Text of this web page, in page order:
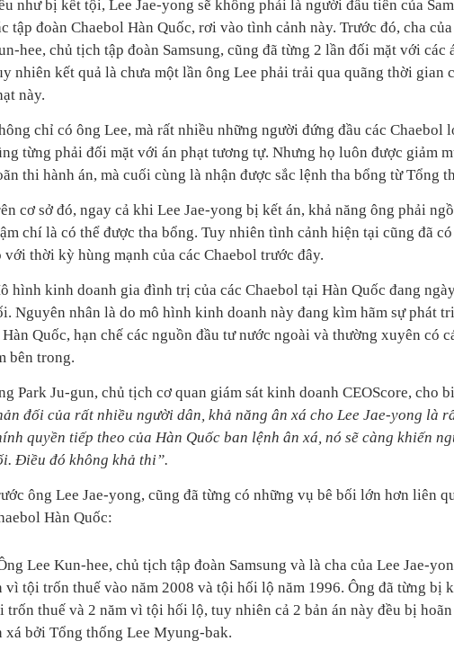
như bị kết tội, Lee Jae-yong sẽ không phải là người đầu tiên của
tập đoàn Chaebol Hàn Quốc, rơi vào tình cảnh này. Trước đó, cha
hee, chủ tịch tập đoàn Samsung, cũng đã từng 2 lần đối mặt với các
nhiên kết quả là chưa một lần ông Lee phải trải qua quãng thời gian
này.
chỉ có ông Lee, mà rất nhiều những người đứng đầu các Chaebol
từng phải đối mặt với án phạt tương tự. Nhưng họ luôn được giảm
thi hành án, mà cuối cùng là nhận được sắc lệnh tha bổng từ Tổng
cơ sở đó, ngay cả khi Lee Jae-yong bị kết án, khả năng ông phải
chí là có thể được tha bổng. Tuy nhiên tình cảnh hiện tại cũng đã
với thời kỳ hùng mạnh của các Chaebol trước đây.
hình kinh doanh gia đình trị của các Chaebol tại Hàn Quốc đang
Nguyên nhân là do mô hình kinh doanh này đang kìm hãm sự phát
Hàn Quốc, hạn chế các nguồn đầu tư nước ngoài và thường xuyên có
bên trong.
Park Ju-gun, chủ tịch cơ quan giám sát kinh doanh CEOScore, cho
đối của rất nhiều người dân, khả năng ân xá cho Lee Jae-yong là
quyền tiếp theo của Hàn Quốc ban lệnh ân xá, nó sẽ càng khiến
Điều đó không khả thi”.
ông Lee Jae-yong, cũng đã từng có những vụ bê bối lớn hơn liên
Hàn Quốc:
Lee Kun-hee, chủ tịch tập đoàn Samsung và là cha của Lee Jae-
vì tội trốn thuế vào năm 2008 và tội hối lộ năm 1996. Ông đã từng bị
trốn thuế và 2 năm vì tội hối lộ, tuy nhiên cả 2 bản án này đều bị
xá bởi Tổng thống Lee Myung-bak.